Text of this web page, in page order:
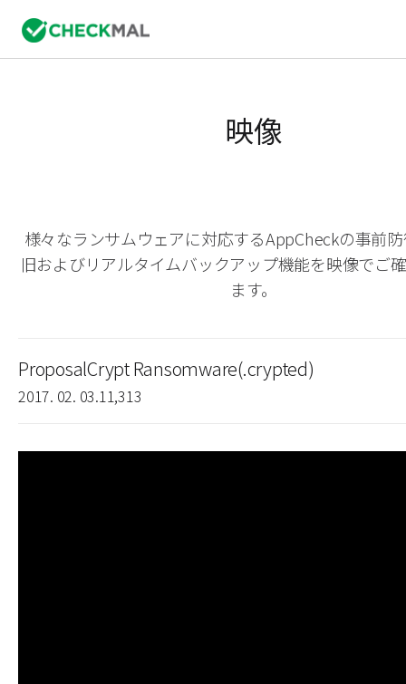
映像
様々なランサムウェアに対応するAppCheckの事前
旧およびリアルタイムバックアップ機能を映像でご
ます。
ProposalCrypt Ransomware(.crypted)
2017. 02. 03.11,313